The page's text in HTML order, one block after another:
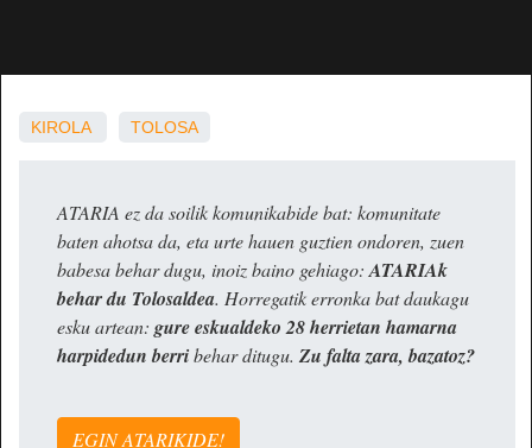
KIROLA TOLOSA
ATARIA ez da soilik komunikabide bat: komunitate
baten ahotsa da, eta urte hauen guztien ondoren, zuen
babesa behar dugu, inoiz baino gehiago: ATARIAk
behar du Tolosaldea. Horregatik erronka bat daukagu
esku artean: gure eskualdeko 28 herrietan hamarna
harpidedun berribehar ditugu. Zu falta zara, bazatoz?
EGIN ATARIKIDE!